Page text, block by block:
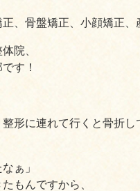
、骨盤矯正、小顔矯正、
院、
す！
形に連れて行くと骨折
ぁ」
もんですから、